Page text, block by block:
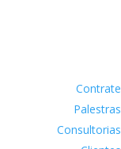
Contrate
Palestras
Consultorias